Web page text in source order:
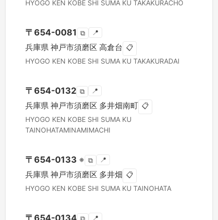
HYOGO KEN KOBE SHI SUMA KU TAKAKURACHO
〒654-0081 ⧉ 📍
兵庫県 神戸市須磨区 高倉台 📋
HYOGO KEN KOBE SHI SUMA KU TAKAKURADAI
〒654-0132 ⧉ 📍
兵庫県 神戸市須磨区 多井畑南町 📋
HYOGO KEN KOBE SHI SUMA KU
TAINOHATAMINAMIMACHI
〒654-0133 ※ ⧉ 📍
兵庫県 神戸市須磨区 多井畑 📋
HYOGO KEN KOBE SHI SUMA KU TAINOHATA
〒654-0134 📍